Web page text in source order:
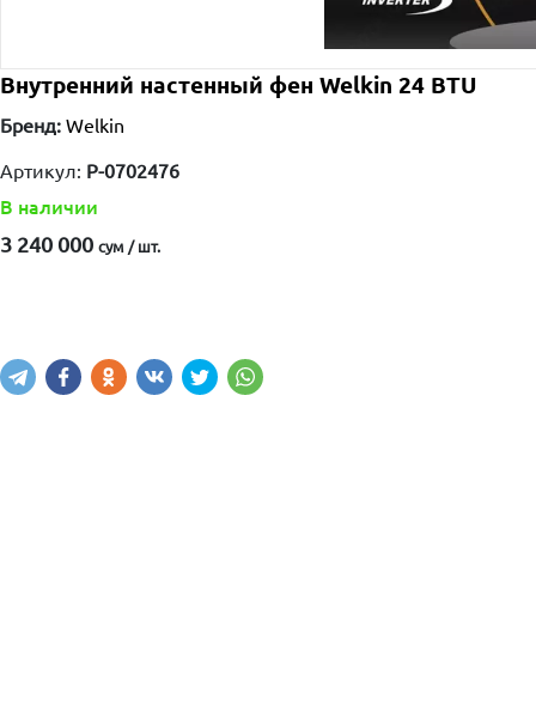
Внутренний настенный фен Welkin 24 BTU
Бренд: Welkin
Артикул: P-0702476
В наличии
3 240 000 сум / шт.